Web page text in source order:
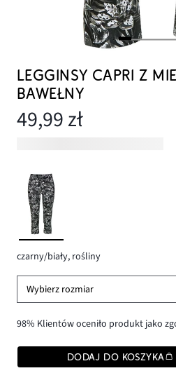
LEGGINSY CAPRI Z
BAWEŁNY
49,99 zł
czarny/biały, rośliny
Wybierz rozmiar
98% Klientów oceniło produkt jako
DODAJ DO KOSZYKA